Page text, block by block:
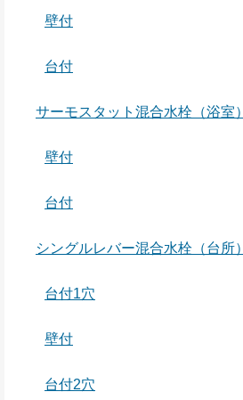
壁付
台付
サーモスタット混合水栓（浴室）
壁付
台付
シングルレバー混合水栓（台所）
台付1穴
壁付
台付2穴